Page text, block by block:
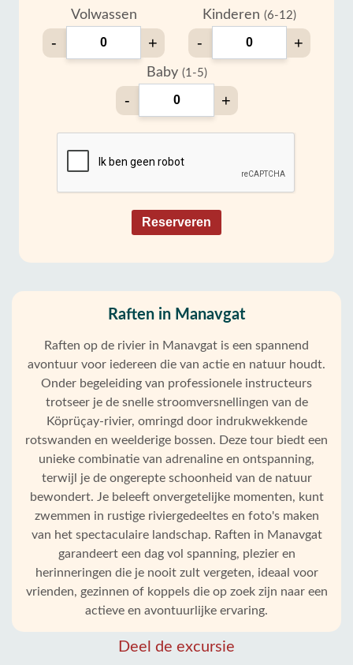
Volwassen
- +
Kinderen (6-12)
- +
Baby (1-5)
- +
Reserveren
Raften in Manavgat
Raften op de rivier in Manavgat is een spannend
avontuur voor iedereen die van actie en natuur houdt.
Onder begeleiding van professionele instructeurs
trotseer je de snelle stroomversnellingen van de
Köprüçay-rivier, omringd door indrukwekkende
rotswanden en weelderige bossen. Deze tour biedt een
unieke combinatie van adrenaline en ontspanning,
terwijl je de ongerepte schoonheid van de natuur
bewondert. Je beleeft onvergetelijke momenten, kunt
zwemmen in rustige riviergedeeltes en foto's maken
van het spectaculaire landschap. Raften in Manavgat
garandeert een dag vol spanning, plezier en
herinneringen die je nooit zult vergeten, ideaal voor
vrienden, gezinnen of koppels die op zoek zijn naar een
actieve en avontuurlijke ervaring.
Deel de excursie